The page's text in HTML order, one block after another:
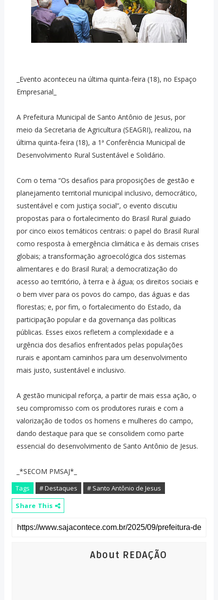
_Evento aconteceu na última quinta-feira (18), no Espaço
Empresarial_
A Prefeitura Municipal de Santo Antônio de Jesus, por
meio da Secretaria de Agricultura (SEAGRI), realizou, na
última quinta-feira (18), a 1ª Conferência Municipal de
Desenvolvimento Rural Sustentável e Solidário.
Com o tema “Os desafios para proposições de gestão e
planejamento territorial municipal inclusivo, democrático,
sustentável e com justiça social”, o evento discutiu
propostas para o fortalecimento do Brasil Rural guiado
por cinco eixos temáticos centrais: o papel do Brasil Rural
como resposta à emergência climática e às demais crises
globais; a transformação agroecológica dos sistemas
alimentares e do Brasil Rural; a democratização do
acesso ao território, à terra e à água; os direitos sociais e
o bem viver para os povos do campo, das águas e das
florestas; e, por fim, o fortalecimento do Estado, da
participação popular e da governança das políticas
públicas. Esses eixos refletem a complexidade e a
urgência dos desafios enfrentados pelas populações
rurais e apontam caminhos para um desenvolvimento
mais justo, sustentável e inclusivo.
A gestão municipal reforça, a partir de mais essa ação, o
seu compromisso com os produtores rurais e com a
valorização de todos os homens e mulheres do campo,
dando destaque para que se consolidem como parte
essencial do desenvolvimento de Santo Antônio de Jesus.
_*SECOM PMSAJ*_
Tags # Destaques
# Santo Antônio de Jesus
Share This
About REDAÇÃO